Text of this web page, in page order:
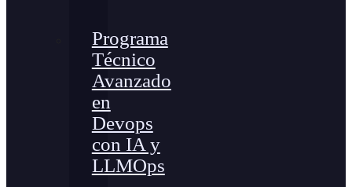
Programa
Técnico
Avanzado
en
Devops
con IA y
LLMOps